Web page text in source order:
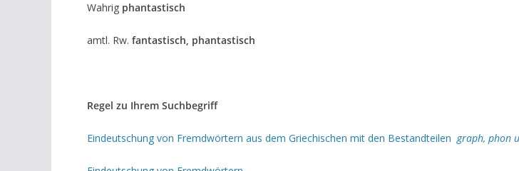
Wahrig phantastisch
amtl. Rw. fantastisch, phantastisch
Regel zu Ihrem Suchbegriff
Eindeutschung von Fremdwörtern aus dem Griechischen mit den Bestandteilengraph, phon